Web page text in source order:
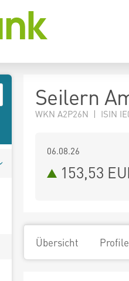
Seilern
WKN A2P26N | ISIN
06.08.26
153,53
Übersicht